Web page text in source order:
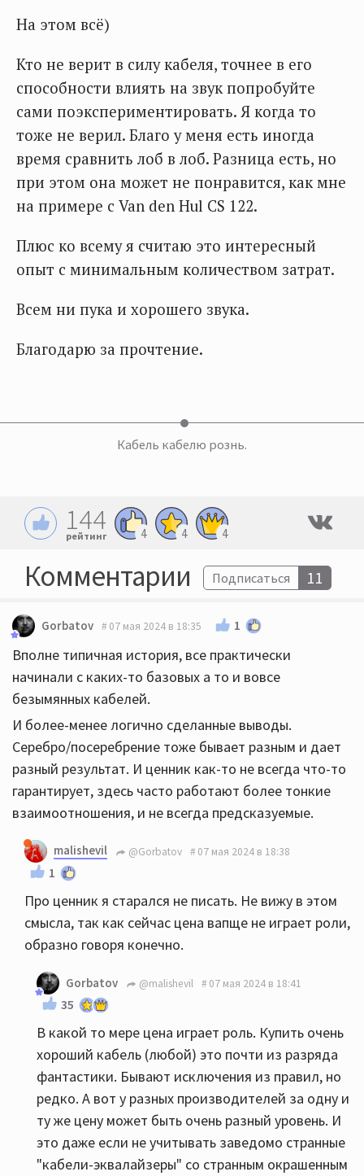
На этом всё)
Кто не верит в силу кабеля, точнее в его
способности влиять на звук попробуйте
сами поэкспериментировать. Я когда то
тоже не верил. Благо у меня есть иногда
время сравнить лоб в лоб. Разница есть, но
при этом она может не понравится, как мне
на примере с Van den Hul CS 122.
Плюс ко всему я считаю это интересный
опыт с минимальным количеством затрат.
Всем ни пука и хорошего звука.
Благодарю за прочтение.
Кабель кабелю рознь.
144
рейтинг 4 4 4
Комментарии Подписаться 11
Gorbatov 07 мая 2024 в 18:35 1
Вполне типичная история, все практически
начинали с каких-то базовых а то и вовсе
безымянных кабелей.
И более-менее логично сделанные выводы.
Серебро/посеребрение тоже бывает разным и дает
разный результат. И ценник как-то не всегда что-то
гарантирует, здесь часто работают более тонкие
взаимоотношения, и не всегда предсказуемые.
malishevil @Gorbatov 07 мая 2024 в 18:38
1
Про ценник я старался не писать. Не вижу в этом
смысла, так как сейчас цена вапще не играет роли,
образно говоря конечно.
Gorbatov @malishevil 07 мая 2024 в 18:41
35
В какой то мере цена играет роль. Купить очень
хороший кабель (любой) это почти из разряда
фантастики. Бывают исключения из правил, но
редко. А вот у разных производителей за одну и
ту же цену может быть очень разный уровень. И
это даже если не учитывать заведомо странные
"кабели-эквалайзеры" со странным окрашенным